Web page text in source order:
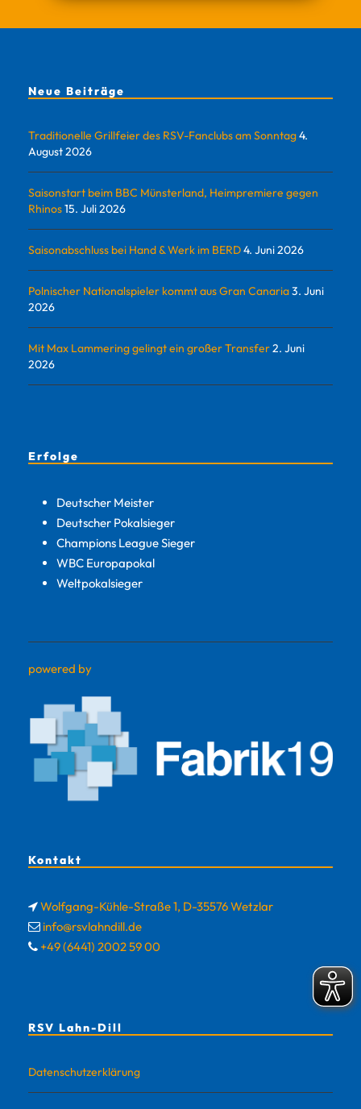
Neue Beiträge
Traditionelle Grillfeier des RSV-Fanclubs am Sonntag4.
August 2026
Saisonstart beim BBC Münsterland, Heimpremiere gegen
Rhinos15. Juli 2026
Saisonabschluss bei Hand & Werk im BERD4. Juni 2026
Polnischer Nationalspieler kommt aus Gran Canaria3. Juni
2026
Mit Max Lammering gelingt ein großer Transfer2. Juni
2026
Erfolge
Deutscher Meister
Deutscher Pokalsieger
Champions League Sieger
WBC Europapokal
Weltpokalsieger
powered by
Kontakt
Wolfgang-Kühle-Straße 1, D-35576 Wetzlar
info@rsvlahndill.de
+49 (6441) 2002 59 00
RSV Lahn-Dill
Datenschutzerklärung